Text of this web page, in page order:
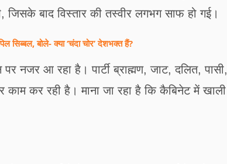
बाद विस्तार की तस्वीर लगभग साफ हो गई।
बोले- क्या ‘चंदा चोर’ देशभक्त हैं?
नजर आ रहा है। पार्टी ब्राह्मण, जाट, दलित, पासी,
काम कर रही है। माना जा रहा है कि कैबिनेट में खाली